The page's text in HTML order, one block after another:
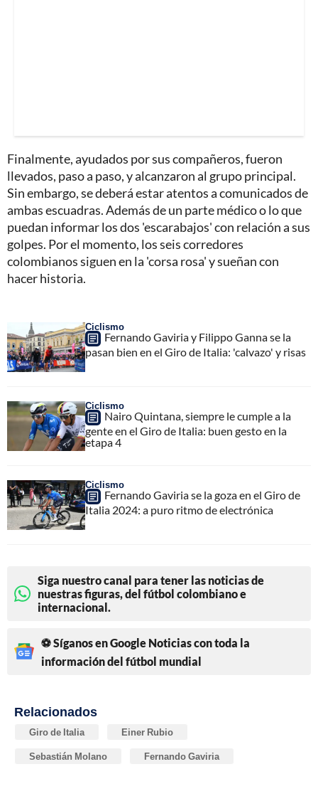
Finalmente, ayudados por sus compañeros, fueron
llevados, paso a paso, y alcanzaron al grupo principal.
Sin embargo, se deberá estar atentos a comunicados de
ambas escuadras. Además de un parte médico o lo que
puedan informar los dos 'escarabajos' con relación a sus
golpes. Por el momento, los seis corredores
colombianos siguen en la 'corsa rosa' y sueñan con
hacer historia.
Ciclismo
Fernando Gaviria y Filippo Ganna se la
pasan bien en el Giro de Italia: 'calvazo' y risas
Ciclismo
Nairo Quintana, siempre le cumple a la
gente en el Giro de Italia: buen gesto en la
etapa 4
Ciclismo
Fernando Gaviria se la goza en el Giro de
Italia 2024: a puro ritmo de electrónica
Siga nuestro canal para tener las noticias de
nuestras figuras, del fútbol colombiano e
internacional.
⚽ Síganos en Google Noticias con toda la
información del fútbol mundial
Relacionados
Giro de Italia Einer Rubio
Sebastián Molano Fernando Gaviria